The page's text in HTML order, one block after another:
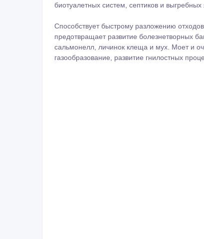
биотуалетных систем, септиков и выгребных
Способствует быстрому разложению
предотвращает развитие болезнетворных
сальмонелл, личинок клеща и мух. Моет и
газообразование, развитие гнилостных